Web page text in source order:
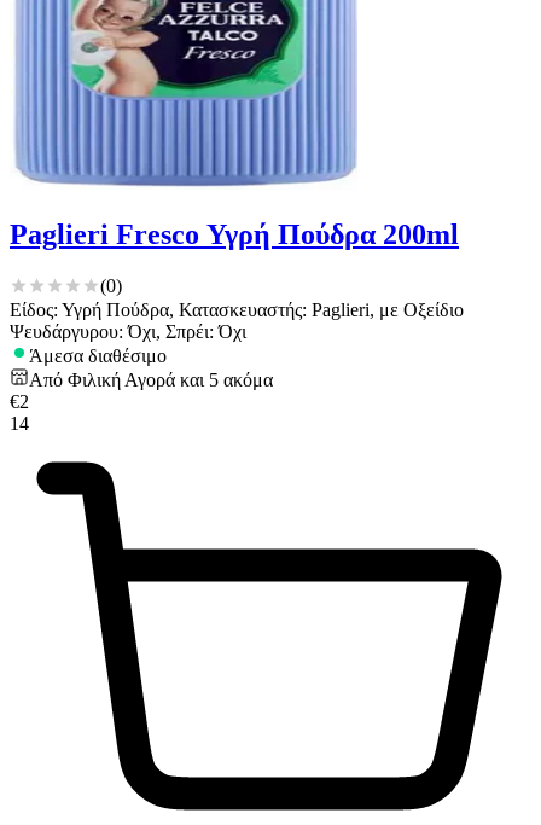
Paglieri Fresco Υγρή Πούδρα 200ml
(0)
Είδος: Υγρή Πούδρα, Κατασκευαστής: Paglieri, με Οξείδιο
Ψευδάργυρου: Όχι, Σπρέι: Όχι
Άμεσα διαθέσιμο
Από Φιλική Αγορά και 5 ακόμα
€2
14